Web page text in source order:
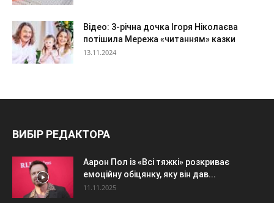
Відео: 3-річна дочка Ігоря Ніколаєва
потішила Мережа «читанням» казки
13.11.2024
ВИБІР РЕДАКТОРА
Аарон Пол із «Всі тяжкі» розкриває
емоційну обіцянку, яку він дав...
11.11.2025